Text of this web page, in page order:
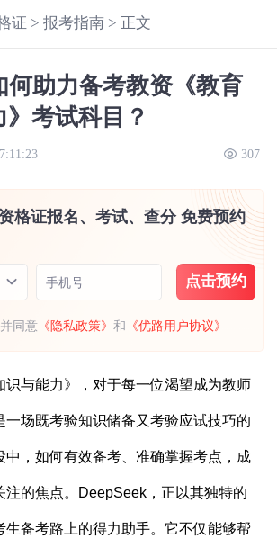
证 >报考指南 > 正文
何助力备考教资《教育
考试科目？
307
格证报名、考试、查分 免费预约
手机号 点击预约
同意 《隐私政策》和 《优路用户协议》
识与能力》，对于每一位渴望成为教师
一场既考验知识储备又考验应试技巧的
中，如何有效备考、准确掌握考点，成
注的焦点。DeepSeek，正以其独特的
生备考路上的得力助手。它不仅能够帮